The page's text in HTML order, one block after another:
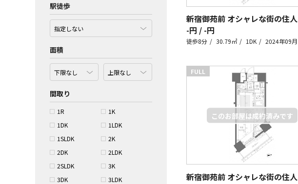
駅徒歩
面積
間取り
1R
1K
1DK
1LDK
1SLDK
2K
2DK
2LDK
2SLDK
3K
3DK
3LDK
新宿御苑前 オシャレな街の住人
-円 / -円
徒歩8分 30.79㎡ 1DK 2024年09月
FULL
新宿御苑前 オシャレな街の住人